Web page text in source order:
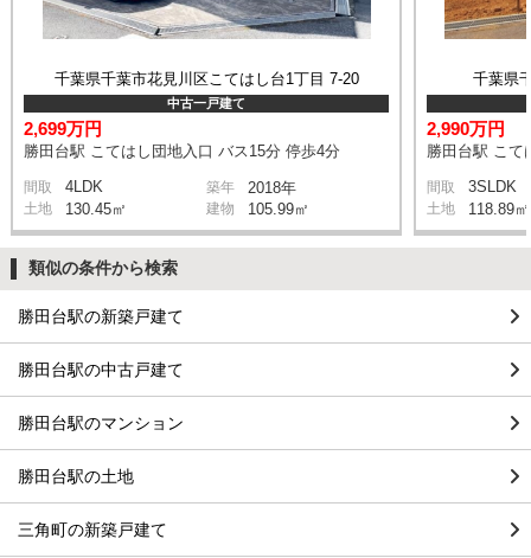
千葉県千葉市花見川区こてはし台1丁目 7-20
中古一戸建て
2,699万円
勝田台駅 こてはし団地入口 バス15分 停歩4分
間取 4LDK 築年 2018年
土地 130.45㎡ 建物 105.99㎡
千葉県
2,990万円
勝田台駅 こて
間取 3SLDK
土地 118.89㎡
類似の条件から検索
勝田台駅の新築戸建て
勝田台駅の中古戸建て
勝田台駅のマンション
勝田台駅の土地
三角町の新築戸建て